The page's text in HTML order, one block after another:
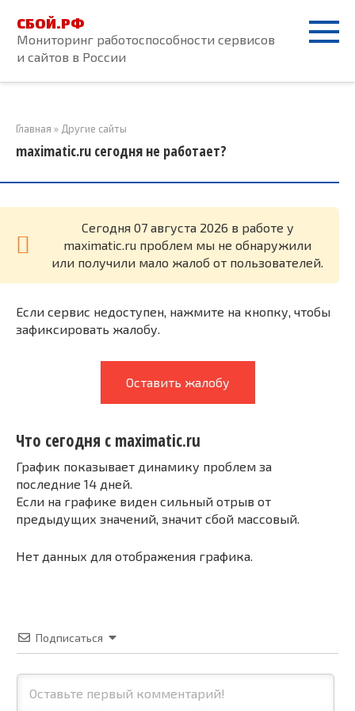
контенту
СБОЙ.РФ
Мониторинг работоспособности сервисов
и сайтов в России
Главная » Другие сайты
maximatic.ru сегодня не работает?
Cегодня 07 августа 2026 в работе у
maximatic.ru проблем мы не обнаружили
или получили мало жалоб от пользователей.
Если сервис недоступен, нажмите на кнопку, чтобы
зафиксировать жалобу.
Оставить жалобу
Что сегодня с maximatic.ru
График показывает динамику проблем за
последние 14 дней.
Если на графике виден сильный отрыв от
предыдущих значений, значит сбой массовый.
Нет данных для отображения графика.
Подписаться